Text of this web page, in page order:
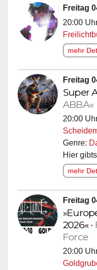
Freitag
20:00
mehr
Freitag
Super
ABBA«
20:00
Genre:
Hier
mehr
Freitag
2026«•
Force
20:00